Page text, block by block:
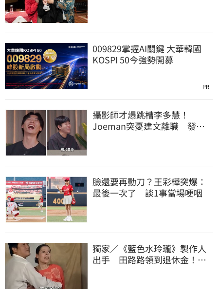
009829掌握AI關鍵 大華韓國
KOSPI 50今強勢開募
PR
攝影師才爆跳槽李多慧！
Joeman突憂建文離職 發聲
臉還要再動刀？王彩樺突爆：
最後一次了 談1事當場哽咽
獨家／《藍色水玲瓏》製作人
出手 田路路領到退休金！隱